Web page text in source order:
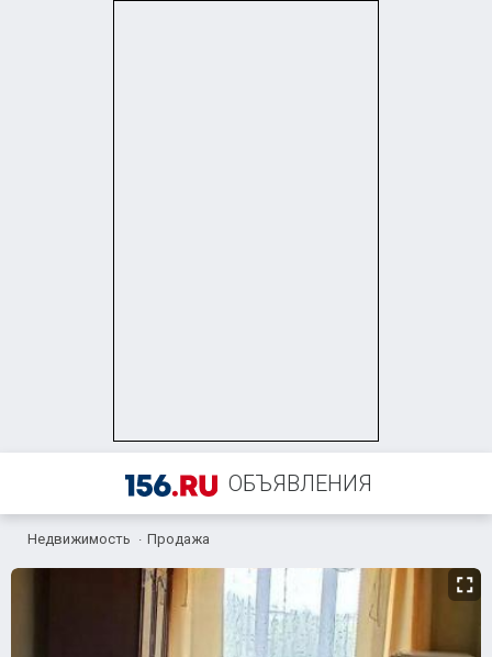
ОБЪЯВЛЕНИЯ
Недвижимость Продажа